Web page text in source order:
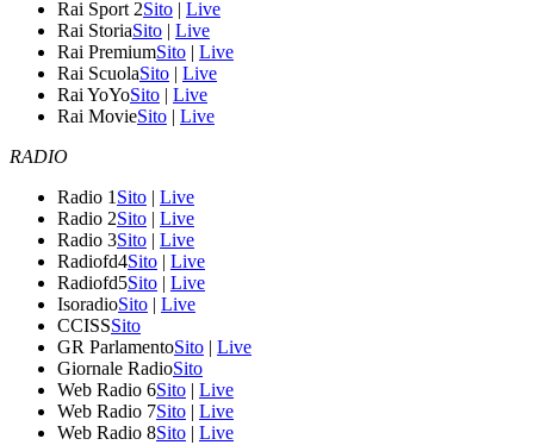
Rai Sport 2Sito | Live
Rai StoriaSito | Live
Rai PremiumSito | Live
Rai ScuolaSito | Live
Rai YoYoSito | Live
Rai MovieSito | Live
RADIO
Radio 1 Sito | Live
Radio 2Sito | Live
Radio 3Sito | Live
Radiofd4Sito | Live
Radiofd5Sito | Live
IsoradioSito | Live
CCISSSito
GR ParlamentoSito | Live
Giornale RadioSito
Web Radio 6Sito | Live
Web Radio 7Sito | Live
Web Radio 8Sito | Live